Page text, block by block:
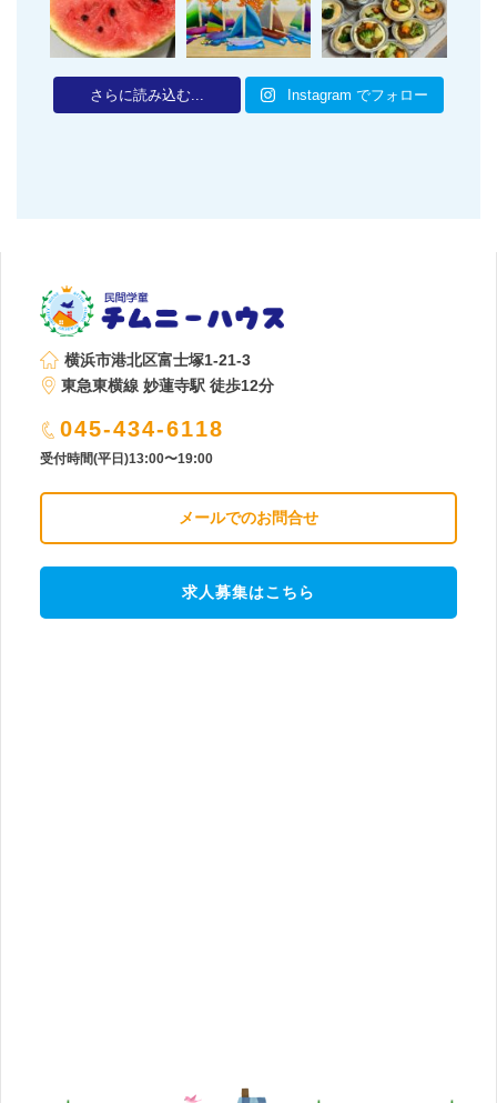
さらに読み込む... Instagram でフォロー
横浜市港北区富士塚1-21-3
東急東横線 妙蓮寺駅 徒歩12分
045-434-6118
受付時間(平日)13:00〜19:00
メールでのお問合せ
求人募集はこちら